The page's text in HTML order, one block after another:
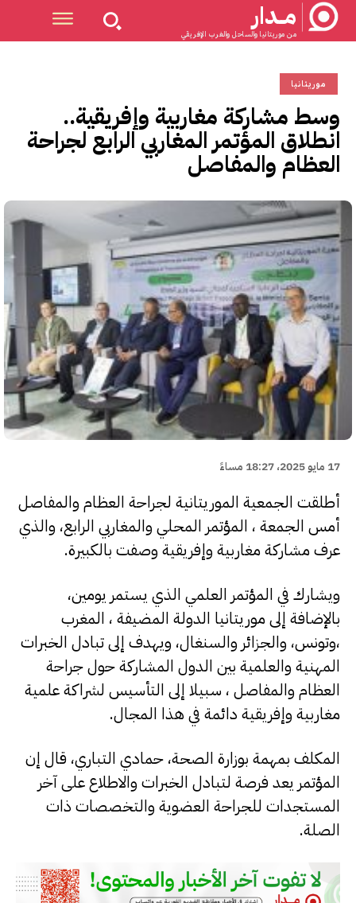
مــدار
من موريتانيا والساحل والغرب الإفريقي
موريتانيا
وسط مشاركة مغاربية وإفريقية..
انطلاق المؤتمر المغاربي الرابع لجراحة
العظام والمفاصل
17 مايو 2025، 18:27 مساءً
أطلقت الجمعية الموريتانية لجراحة العظام والمفاصل
أمس الجمعة ، المؤتمر المحلي والمغاربي الرابع، والذي
عرف مشاركة مغاربية وإفريقية وصفت بالكبيرة.
ويشارك في المؤتمر العلمي الذي يستمر يومين،
بالإضافة إلى موريتانيا الدولة المضيفة ، المغرب
،وتونس، والجزائر والسنغال، ويهدف إلى تبادل الخبرات
المهنية والعلمية بين الدول المشاركة حول جراحة
العظام والمفاصل ، سبيلا إلى التأسيس لشراكة علمية
مغاربية وإفريقية دائمة في هذا المجال.
المكلف بمهمة بوزارة الصحة، حمادي التباري، قال إن
المؤتمر يعد فرصة لتبادل الخبرات والاطلاع على آخر
المستجدات للجراحة العضوية والتخصصات ذات
الصلة.